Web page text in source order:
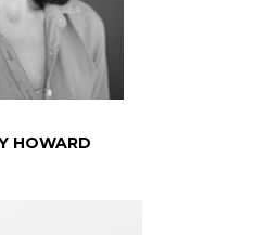
HOWARD